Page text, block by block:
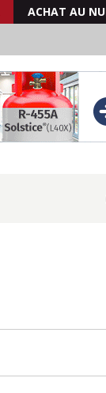
ACHAT AU